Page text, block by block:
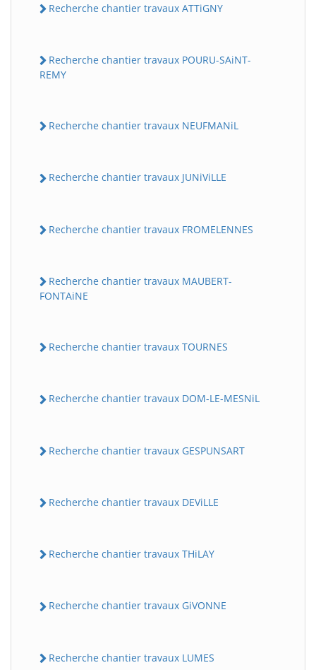
Recherche chantier travaux ATTiGNY
Recherche chantier travaux POURU-SAiNT-
REMY
Recherche chantier travaux NEUFMANiL
Recherche chantier travaux JUNiViLLE
Recherche chantier travaux FROMELENNES
Recherche chantier travaux MAUBERT-
FONTAiNE
Recherche chantier travaux TOURNES
Recherche chantier travaux DOM-LE-MESNiL
Recherche chantier travaux GESPUNSART
Recherche chantier travaux DEViLLE
Recherche chantier travaux THiLAY
Recherche chantier travaux GiVONNE
Recherche chantier travaux LUMES